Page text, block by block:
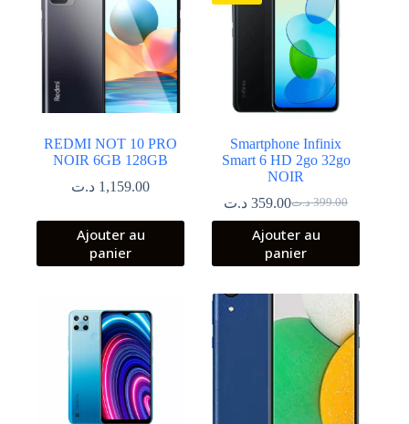
REDMI NOT 10 PRO
NOIR 6GB 128GB
1,159.00 د.ت
Ajouter au
panier
Smartphone Infinix
Smart 6 HD 2go 32go
NOIR
399.00 د.تLe
prix
initial
était :
359.00 د.ت
Le
prix
actuel
est :
Ajouter au
panier